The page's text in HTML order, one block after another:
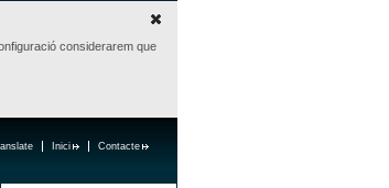
considerarem que
Contacte
Inici